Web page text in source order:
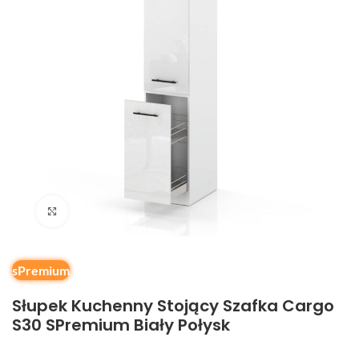
Kliknij, aby powiększyć
sPremium
Słupek Kuchenny Stojący Szafka Cargo
S30 SPremium Biały Połysk